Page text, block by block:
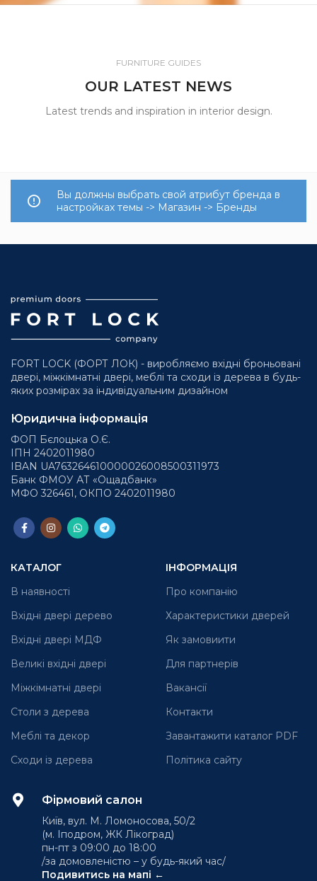
FURNITURE GUIDES
OUR LATEST NEWS
Latest trends and inspiration in interior design.
Вы должны выбрать свой атрибут бренда в
настройках темы -> Магазин -> Бренды
FORT LOCK (ФОРТ ЛОК) - виробляємо вхідні броньовані
двері, міжкімнатні двері, меблі та сходи із дерева в будь-
яких розмірах за індивідуальним дизайном
Юридична інформація
ФОП Бєлоцька О.Є.
ІПН 2402011980
IBAN UA763264610000026008500311973
Банк ФМОУ АТ «Ощадбанк»
МФО 326461, ОКПО 2402011980
КАТАЛОГ
В наявності
Вхідні двері дерево
Вхідні двері МДФ
Великі вхідні двері
Міжкімнатні двері
Столи з дерева
Меблі та декор
Сходи із дерева
ІНФОРМАЦІЯ
Про компанію
Характеристики дверей
Як замовиити
Для партнерів
Вакансії
Контакти
Завантажити каталог PDF
Політика сайту
Фірмовий салон
Київ, вул. М. Ломоносова, 50/2
(м. Іподром, ЖК Лікоград)
пн-пт з 09:00 до 18:00
/за домовленістю – у будь-який час/
Подивитись на мапі ←